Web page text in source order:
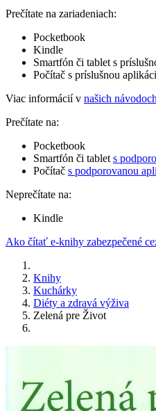
Prečítate na zariadeniach:
Pocketbook
Kindle
Smartfón či tablet s
Počítač s príslušnou
Viac informácií v našich návodoch
Prečítate na:
Pocketbook
Smartfón či tablet s
Počítač s podporovanou
Neprečítate na:
Kindle
Ako čítať e-knihy zabezpečené
Knihy
Kuchárky
Diéty a zdravá výživa
Zelená pre Život